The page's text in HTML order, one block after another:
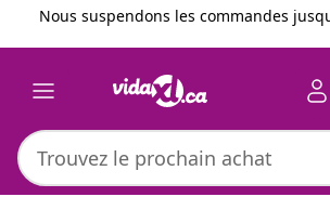
Précédent
Suivant
Nous suspendons les commandes